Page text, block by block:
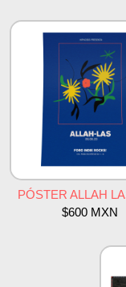
PÓSTER ALLAH
$600 MXN